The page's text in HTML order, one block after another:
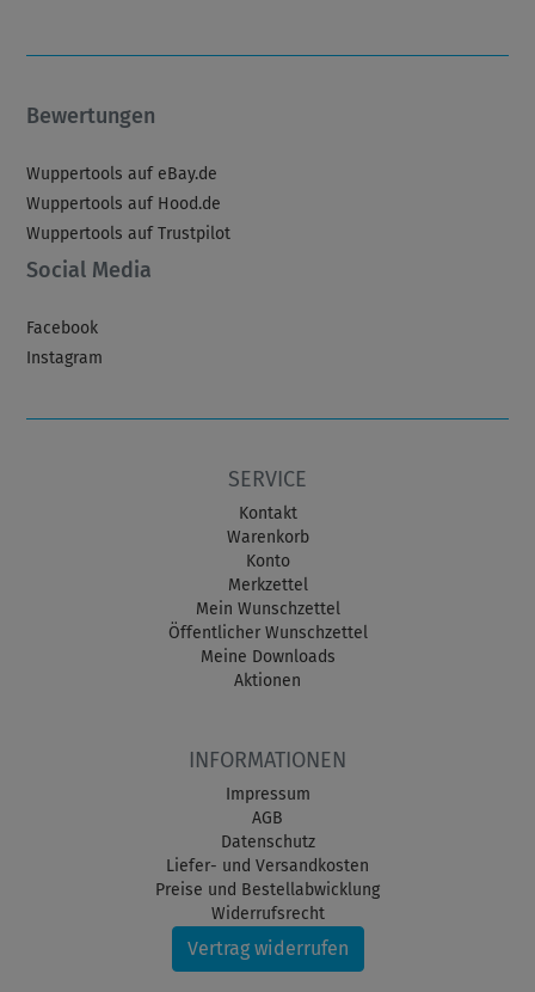
Bewertungen
Wuppertools auf eBay.de
Wuppertools auf Hood.de
Wuppertools auf Trustpilot
Social Media
Facebook
Instagram
SERVICE
Kontakt
Warenkorb
Konto
Merkzettel
Mein Wunschzettel
Öffentlicher Wunschzettel
Meine Downloads
Aktionen
INFORMATIONEN
Impressum
AGB
Datenschutz
Liefer- und Versandkosten
Preise und Bestellabwicklung
Widerrufsrecht
Vertrag widerrufen